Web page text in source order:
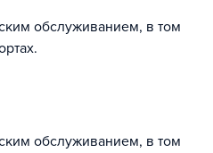
обслуживанием, в том
обслуживанием, в том